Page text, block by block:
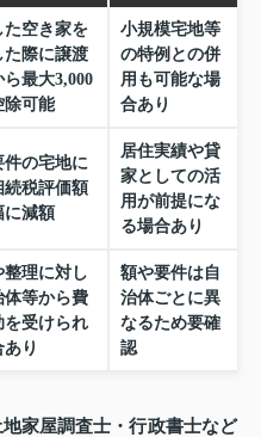
た空き家を
た際に譲渡
ら最大3,000
除可能
小規模宅地等
の特例との併
用も可能な場
合あり
件の宅地に
続税評価額
に減額
居住実績や貸
家としての活
用が前提にな
る場合あり
整理に対し
体等から費
を受けられ
り
額や要件は自
治体ごとに異
なるため要確
認
家屋調査士・行政書士など